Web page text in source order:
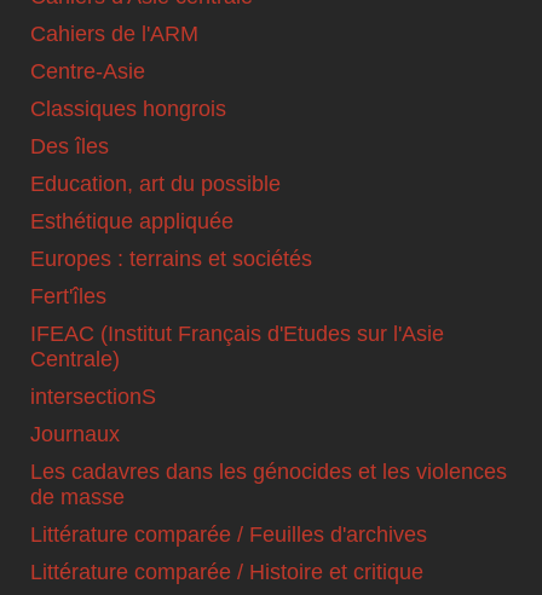
Cahiers de l'ARM
Centre-Asie
Classiques hongrois
Des îles
Education, art du possible
Esthétique appliquée
Europes : terrains et sociétés
Fert'îles
IFEAC (Institut Français d'Etudes sur l'Asie
Centrale)
intersectionS
Journaux
Les cadavres dans les génocides et les violences
de masse
Littérature comparée / Feuilles d'archives
Littérature comparée / Histoire et critique